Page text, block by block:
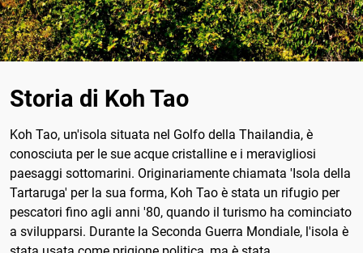
Storia di Koh Tao
Koh Tao, un'isola situata nel Golfo della Thailandia, è
conosciuta per le sue acque cristalline e i meravigliosi
paesaggi sottomarini. Originariamente chiamata 'Isola della
Tartaruga' per la sua forma, Koh Tao è stata un rifugio per
pescatori fino agli anni '80, quando il turismo ha cominciato
a svilupparsi. Durante la Seconda Guerra Mondiale, l'isola è